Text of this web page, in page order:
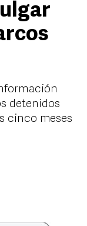
detenidos
cinco meses